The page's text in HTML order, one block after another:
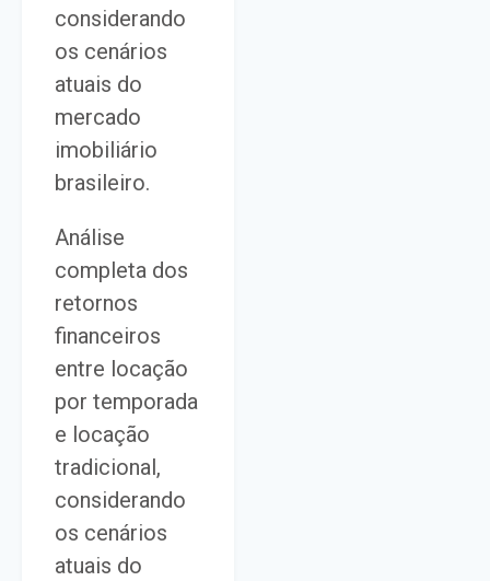
considerando
os cenários
atuais do
mercado
imobiliário
brasileiro.
Análise
completa dos
retornos
financeiros
entre locação
por temporada
e locação
tradicional,
considerando
os cenários
atuais do